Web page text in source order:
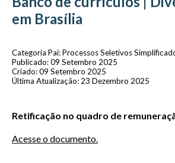
em Brasília
Categoria Pai:Processos Seletivos
Publicado: 09 Setembro 2025
Criado: 09 Setembro 2025
Última Atualização: 23 Dezembro 2025
Retificação no quadro de
Acesse o documento.